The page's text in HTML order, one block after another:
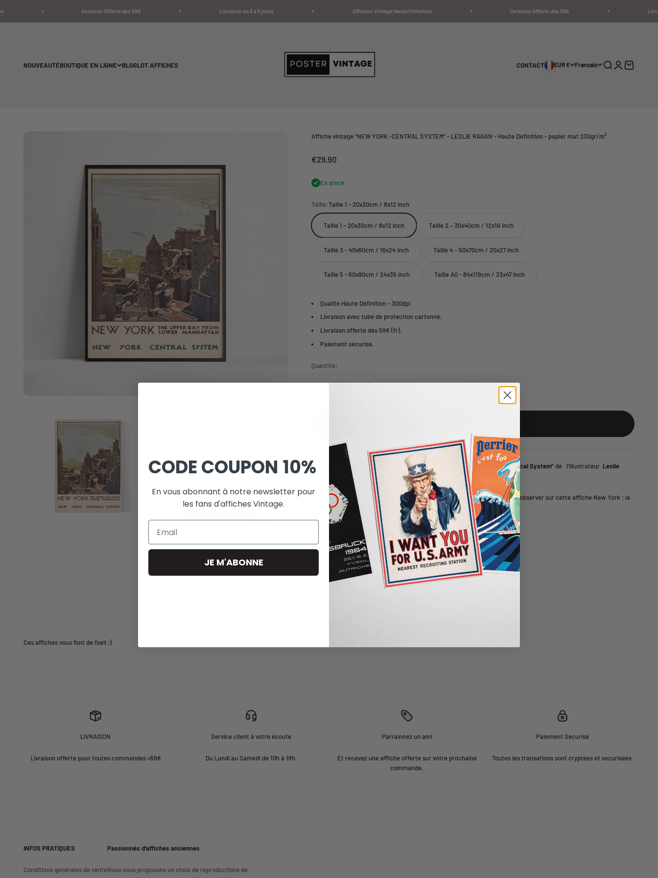
livraison Offerte dès 59€ Livraison en 3 à 5 jours Affiches Vintage Haute Définition livraison Offerte dès 59€
NOUVEAUTÉBOUTIQUE EN LIGNE BLOGLOT AFFICHES CONTACT EUR € Français Recherche
Connexion
Panier
Affiche vintage "NEW YORK -CENTRAL SYSTEM" - LESLIE RAGAN - Haute Définition - papier mat 230gr/m²
Prix de vente
€29,90
En stock
Taille:Taille 1 - 20x30cm / 8x12 inch
Taille 1 - 20x30cm / 8x12 inch Taille 2 – 30x40cm / 12x16 inch
Taille 3 - 40x60cm / 16x24 inch Taille 4 – 50x70cm / 20x27 inch
Taille 5 - 60x90cm / 24x35 inch Taille A0 - 84x119cm / 33x47 inch
Qualité Haute Définition - 300dpi
Livraison avec tube de protection cartonné.
Livraison offerte dès 59€ (fr).
Paiement sécurisé.
Quantité:
Une reproduction haute définition de l'affiche publicitaire: New York -Central System" de l'illustrateur Leslie
Ragan.
Leslie Ragan est née le 29 novembre 1897 à Woodbine, Iowa.Nous pouvons observer sur cette affiche New York ; la
baie supérieure depuis le bas de Manhattan. Système central de New York .
A propos de cette affiche
Nom de l'Affiche :
New York -Central System"
Illustrateur :Leslie Ragan.
Année de publication : 1956
Iimage de la ville de new york avec ses gratte-ciel.
LIVRAISON
Livraison offerte pour toutes commandes >59€
Service client à votre écoute
Du Lundi au Samedi de 10h à 18h.
Parrainnez un ami
Et recevez une affiche offerte sur votre prochaine
commande.
Paiement Securisé
Toutes les transations sont cryptées et securisées.
INFOS PRATIQUES
Conditions générales de vente
Passionnés d'affiches anciennes
Nous vous proposons un choix de reproductions de
CODE COUPON 10%
En vous abonnant à notre newsletter pour
les fans d'affiches Vintage.
Email
JE M'ABONNE